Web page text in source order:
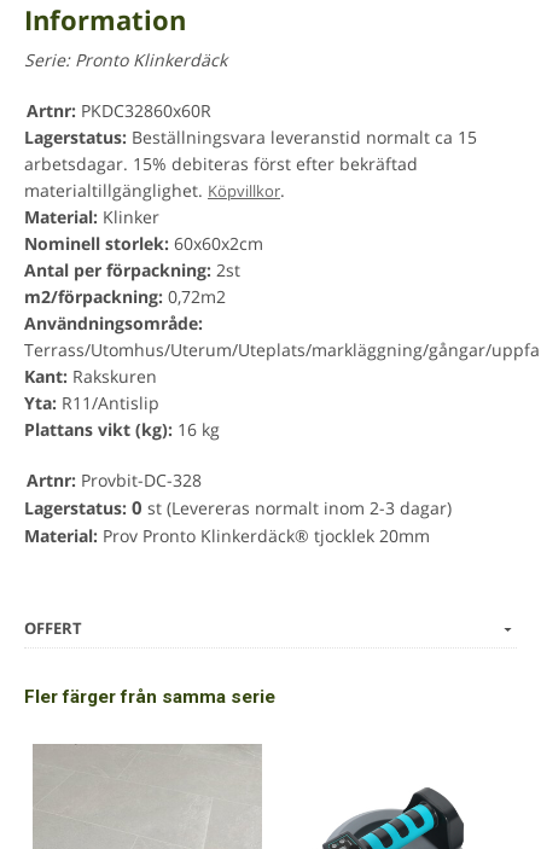
Information
Serie: Pronto Klinkerdäck
Artnr: PKDC32860x60R
Lagerstatus: Beställningsvara leveranstid normalt ca 15
arbetsdagar. 15% debiteras först efter bekräftad
materialtillgänglighet. Köpvillkor.
Material: Klinker
Nominell storlek: 60x60x2cm
Antal per förpackning: 2st
m2/förpackning: 0,72m2
Användningsområde:
Terrass/Utomhus/Uterum/Uteplats/markläggning/gångar/
Kant: Rakskuren
Yta: R11/Antislip
Plattans vikt (kg): 16 kg
Artnr: Provbit-DC-328
Lagerstatus: 0 st (Levereras normalt inom 2-3 dagar)
Material: Prov Pronto Klinkerdäck® tjocklek 20mm
OFFERT
Fler färger från samma serie